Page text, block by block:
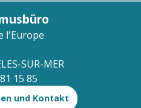
l'Europe
SUR-MER
15 85
und Kontakt